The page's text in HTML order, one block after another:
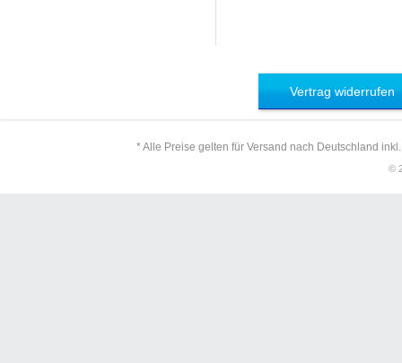
Vertrag widerrufen
* Alle Preise gelten für Versand nach Deutschland
©